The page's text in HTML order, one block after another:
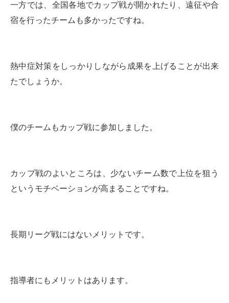
一方では、全国各地でカップ戦が開かれたり、遠征や合
宿を行ったチームも多かったですね。
熱中症対策をしっかりしながら成果を上げることが出来
たでしょうか。
僕のチームもカップ戦に参加しました。
カップ戦のよいところは、少ないチーム数で上位を狙う
というモチベーションが高まることですね。
長期リーグ戦にはないメリットです。
指導者にもメリットはあります。